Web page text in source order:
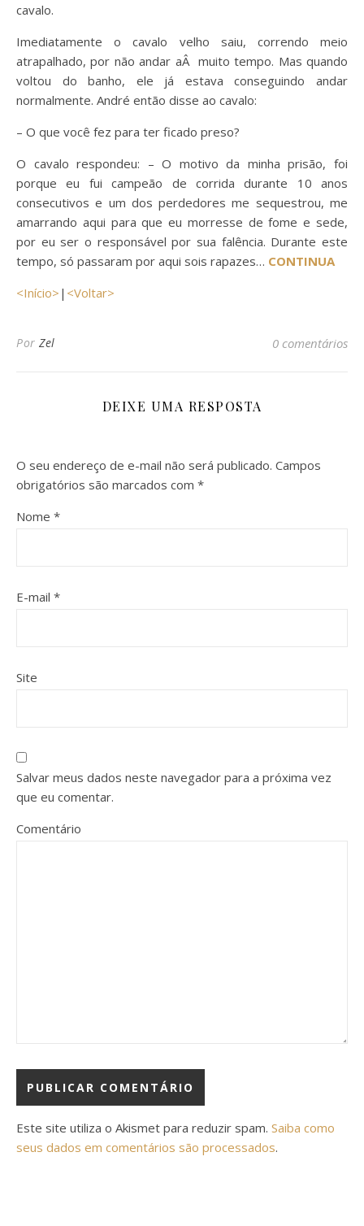
cavalo.
Imediatamente o cavalo velho saiu, correndo meio
atrapalhado, por não andar aÂ muito tempo. Mas quando
voltou do banho, ele já estava conseguindo andar
normalmente. André então disse ao cavalo:
– O que você fez para ter ficado preso?
O cavalo respondeu: – O motivo da minha prisão, foi
porque eu fui campeão de corrida durante 10 anos
consecutivos e um dos perdedores me sequestrou, me
amarrando aqui para que eu morresse de fome e sede,
por eu ser o responsável por sua falência. Durante este
tempo, só passaram por aqui sois rapazes… CONTINUA
<Início> | <Voltar>
Por Zel 0 comentários
DEIXE UMA RESPOSTA
O seu endereço de e-mail não será publicado. Campos
obrigatórios são marcados com *
Nome *
E-mail *
Site
Salvar meus dados neste navegador para a próxima vez
que eu comentar.
Comentário
Este site utiliza o Akismet para reduzir spam. Saiba como
seus dados em comentários são processados.